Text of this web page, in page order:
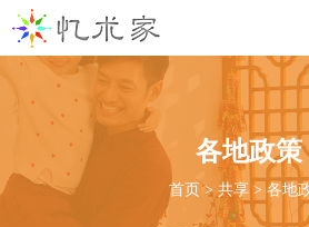
各地政策
首页> 共享 > 各地